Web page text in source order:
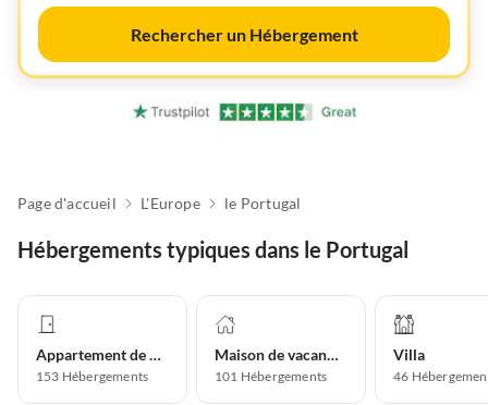
Rechercher un Hébergement
Page d'accueil L'Europe le Portugal
Hébergements typiques dans le Portugal
Appartement de vacances
153 Hébergements
Maison de vacances
101 Hébergements
Villa
46